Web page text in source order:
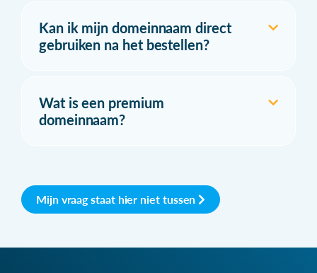
Kan ik mijn domeinnaam direct
gebruiken na het bestellen?
Wat is een premium
domeinnaam?
Mijn vraag staat hier niet tussen